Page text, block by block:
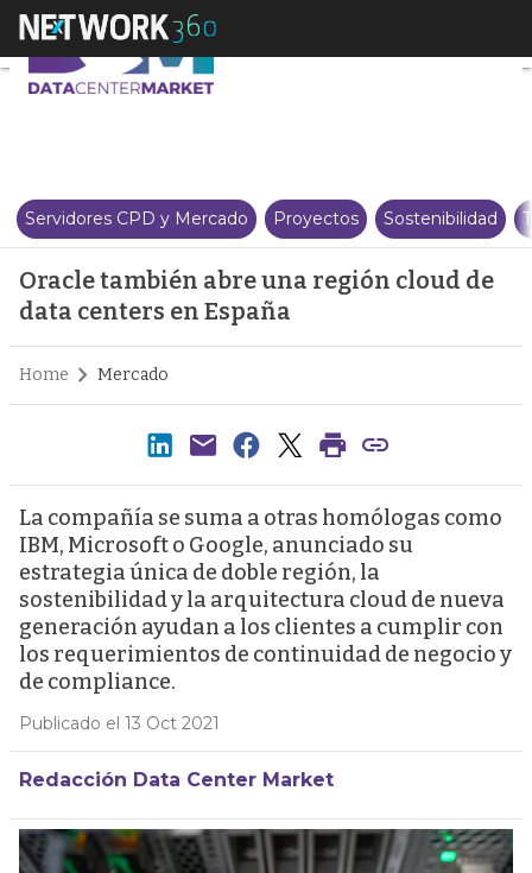
Oracle también abre una
Servidores CPD y Mercado Proyectos Sostenibilidad
Oracle también abre una región cloud de
data centers en España
Home Mercado
La compañía se suma a otras homólogas como
IBM, Microsoft o Google, anunciado su
estrategia única de doble región, la
sostenibilidad y la arquitectura cloud de nueva
generación ayudan a los clientes a cumplir con
los requerimientos de continuidad de negocio y
de compliance.
Publicado el 13 Oct 2021
Redacción Data Center Market